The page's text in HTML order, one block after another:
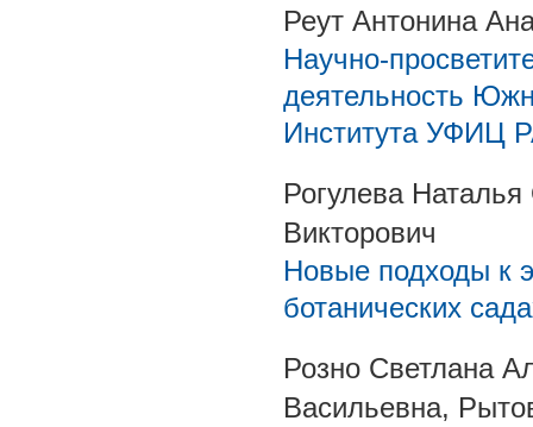
Реут Антонина
Научно-
деятельность
Института УФИЦ
Рогулева
Викторович
Новые подходы к
ботанических
Розно Светлана
Васильевна,